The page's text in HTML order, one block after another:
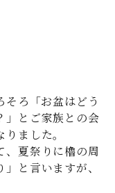
ろ「お盆はどう
」とご家族との会
ました。
、夏祭りに櫓の周
と言いますが、